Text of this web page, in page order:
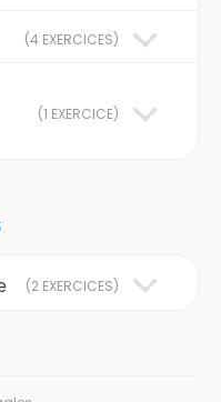
(4 EXERCICES)
(1 EXERCICE)
(2 EXERCICES)